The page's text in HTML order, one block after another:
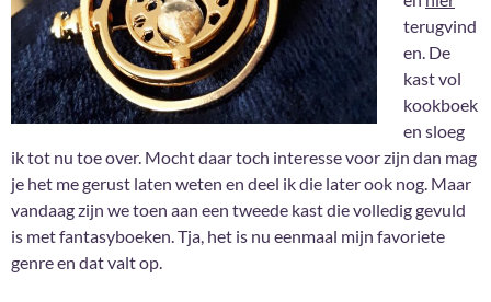
terugvind
en. De
kast vol
kookboek
en sloeg
ik tot nu toe over. Mocht daar toch interesse voor zijn dan mag
je het me gerust laten weten en deel ik die later ook nog. Maar
vandaag zijn we toen aan een tweede kast die volledig gevuld
is met fantasyboeken. Tja, het is nu eenmaal mijn favoriete
genre en dat valt op.